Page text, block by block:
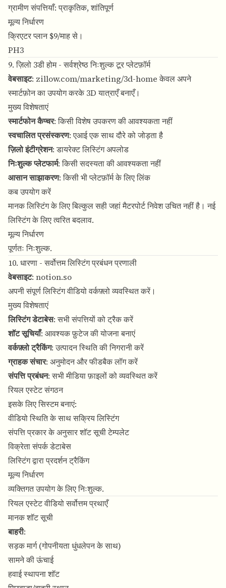
ग्रामीण संपत्तियाँ: प्राकृतिक, शांतिपूर्ण
मूल्य निर्धारण
क्रिएटर प्लान $9/माह से।
PH3
9. ज़िलो 3डी होम - सर्वश्रेष्ठ निःशुल्क टूर प्लेटफ़ॉर्म
वेबसाइट: zillow.com/marketing/3d-homeकेवल अपने
स्मार्टफ़ोन का उपयोग करके 3D यात्राएँ बनाएँ।
मुख्य विशेषताएं
स्मार्टफोन कैप्चर: किसी विशेष उपकरण की आवश्यकता नहीं
स्वचालित प्रसंस्करण: एआई एक साथ दौरे को जोड़ता है
ज़िलो इंटीग्रेशन: डायरेक्ट लिस्टिंग अपलोड
निःशुल्क प्लेटफार्म: किसी सदस्यता की आवश्यकता नहीं
आसान साझाकरण: किसी भी प्लेटफ़ॉर्म के लिए लिंक
कब उपयोग करें
मानक लिस्टिंग के लिए बिल्कुल सही जहां मैटरपोर्ट निवेश उचित नहीं है। नई
लिस्टिंग के लिए त्वरित बदलाव.
मूल्य निर्धारण
पूर्णतः निःशुल्क.
10. धारणा - सर्वोत्तम लिस्टिंग प्रबंधन प्रणाली
वेबसाइट: notion.so
अपनी संपूर्ण लिस्टिंग वीडियो वर्कफ़्लो व्यवस्थित करें।
मुख्य विशेषताएं
लिस्टिंग डेटाबेस: सभी संपत्तियों को ट्रैक करें
शॉट सूचियाँ: आवश्यक फ़ुटेज की योजना बनाएं
वर्कफ़्लो ट्रैकिंग: उत्पादन स्थिति की निगरानी करें
ग्राहक संचार: अनुमोदन और फीडबैक लॉग करें
संपत्ति प्रबंधन: सभी मीडिया फ़ाइलों को व्यवस्थित करें
रियल एस्टेट संगठन
इसके लिए सिस्टम बनाएं:
वीडियो स्थिति के साथ सक्रिय लिस्टिंग
संपत्ति प्रकार के अनुसार शॉट सूची टेम्पलेट
विक्रेता संपर्क डेटाबेस
लिस्टिंग द्वारा प्रदर्शन ट्रैकिंग
मूल्य निर्धारण
व्यक्तिगत उपयोग के लिए निःशुल्क.
रियल एस्टेट वीडियो सर्वोत्तम प्रथाएँ
मानक शॉट सूची
बाहरी:
सड़क मार्ग (गोपनीयता धुंधलेपन के साथ)
सामने की ऊंचाई
हवाई स्थापना शॉट